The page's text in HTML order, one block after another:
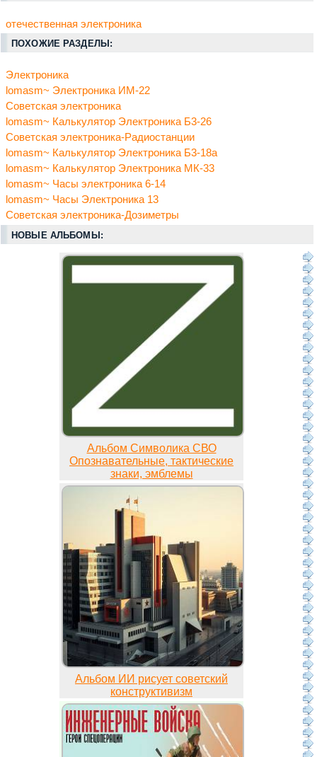
отечественная электроника
ПОХОЖИЕ РАЗДЕЛЫ:
Электроника
lomasm~ Электроника ИМ-22
Советская электроника
lomasm~ Калькулятор Электроника Б3-26
Советская электроника-Радиостанции
lomasm~ Калькулятор Электроника Б3-18а
lomasm~ Калькулятор Электроника МК-33
lomasm~ Часы электроника 6-14
lomasm~ Часы Электроника 13
Советская электроника-Дозиметры
НОВЫЕ АЛЬБОМЫ:
Альбом Символика СВО
Опознавательные, тактические
знаки, эмблемы
Альбом ИИ рисует советский
конструктивизм